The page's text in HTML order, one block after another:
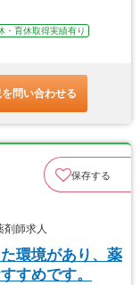
・育休取得実績有り
問い合わせる
保存する
師求人
環境があり、薬
すめです。